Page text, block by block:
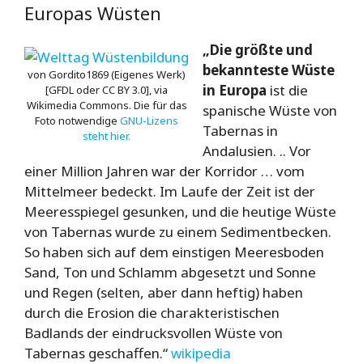
Europas Wüsten
von Gordito1869 (Eigenes Werk)
[GFDL oder CC BY 3.0], via
Wikimedia Commons. Die für das
Foto notwendige GNU-Lizens
steht hier.
„Die größte und
bekannteste Wüste
in Europa ist die
spanische Wüste von
Tabernas in
Andalusien. .. Vor
einer Million Jahren war der Korridor … vom
Mittelmeer bedeckt. Im Laufe der Zeit ist der
Meeresspiegel gesunken, und die heutige Wüste
von Tabernas wurde zu einem Sedimentbecken.
So haben sich auf dem einstigen Meeresboden
Sand, Ton und Schlamm abgesetzt und Sonne
und Regen (selten, aber dann heftig) haben
durch die Erosion die charakteristischen
Badlands der eindrucksvollen Wüste von
Tabernas geschaffen.“wikipedia